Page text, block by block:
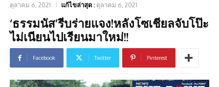
ตุลาคม 6, 2021 แก้ไขล่าสุด : ตุลาคม 6, 2021
‘ธรรมนัส’รีบร่ายแจง!หลังโซเชียลจับโป๊ะ
ไม่เนียนไปเรียนมาใหม่!!
Facebook Twitter Pinterest